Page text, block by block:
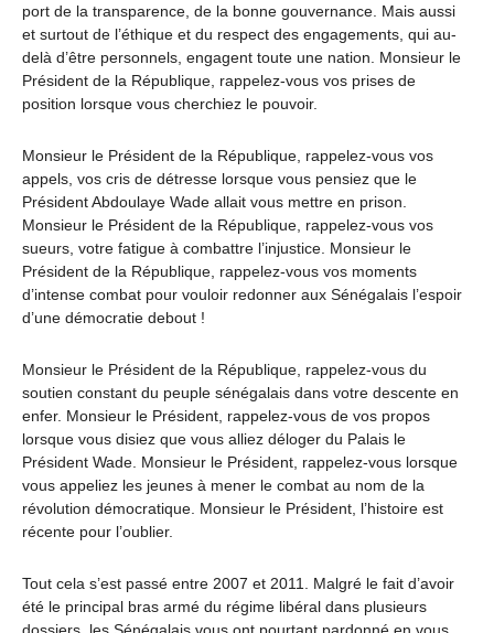
port de la transparence, de la bonne gouvernance. Mais aussi
et surtout de l’éthique et du respect des engagements, qui au-
delà d’être personnels, engagent toute une nation. Monsieur le
Président de la République, rappelez-vous vos prises de
position lorsque vous cherchiez le pouvoir.
Monsieur le Président de la République, rappelez-vous vos
appels, vos cris de détresse lorsque vous pensiez que le
Président Abdoulaye Wade allait vous mettre en prison.
Monsieur le Président de la République, rappelez-vous vos
sueurs, votre fatigue à combattre l’injustice. Monsieur le
Président de la République, rappelez-vous vos moments
d’intense combat pour vouloir redonner aux Sénégalais l’espoir
d’une démocratie debout !
Monsieur le Président de la République, rappelez-vous du
soutien constant du peuple sénégalais dans votre descente en
enfer. Monsieur le Président, rappelez-vous de vos propos
lorsque vous disiez que vous alliez déloger du Palais le
Président Wade. Monsieur le Président, rappelez-vous lorsque
vous appeliez les jeunes à mener le combat au nom de la
révolution démocratique. Monsieur le Président, l’histoire est
récente pour l’oublier.
Tout cela s’est passé entre 2007 et 2011. Malgré le fait d’avoir
été le principal bras armé du régime libéral dans plusieurs
dossiers, les Sénégalais vous ont pourtant pardonné en vous